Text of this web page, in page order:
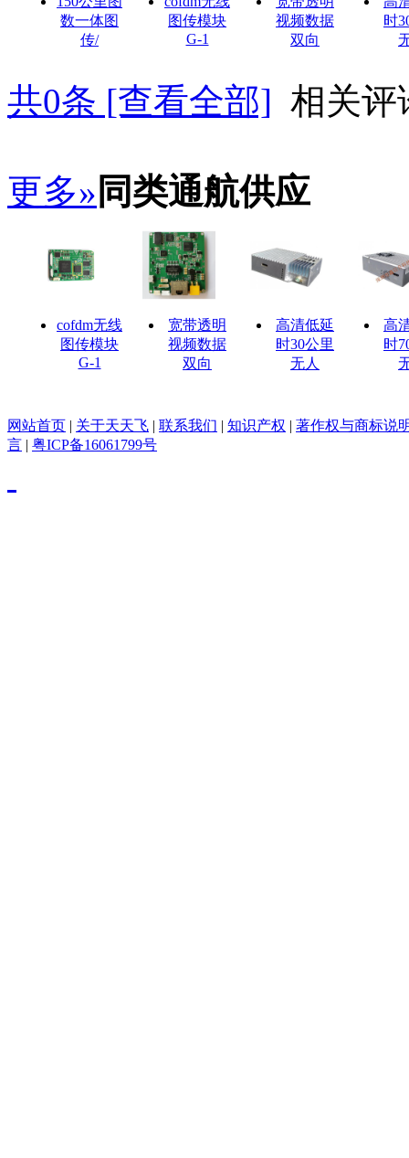
数一体图
传/
图传模块
G-1
视频数据
双向
时
共0条 [查看全部] 相关评
更多» 同类通航供应
cofdm无线
图传模块
G-1
宽带透明
视频数据
双向
高清低延
时30公里
无人
高
时
网站首页 | 关于天天飞 | 联系我们 | 知识产权 | 著作权与商标说
言 | 粤ICP备16061799号